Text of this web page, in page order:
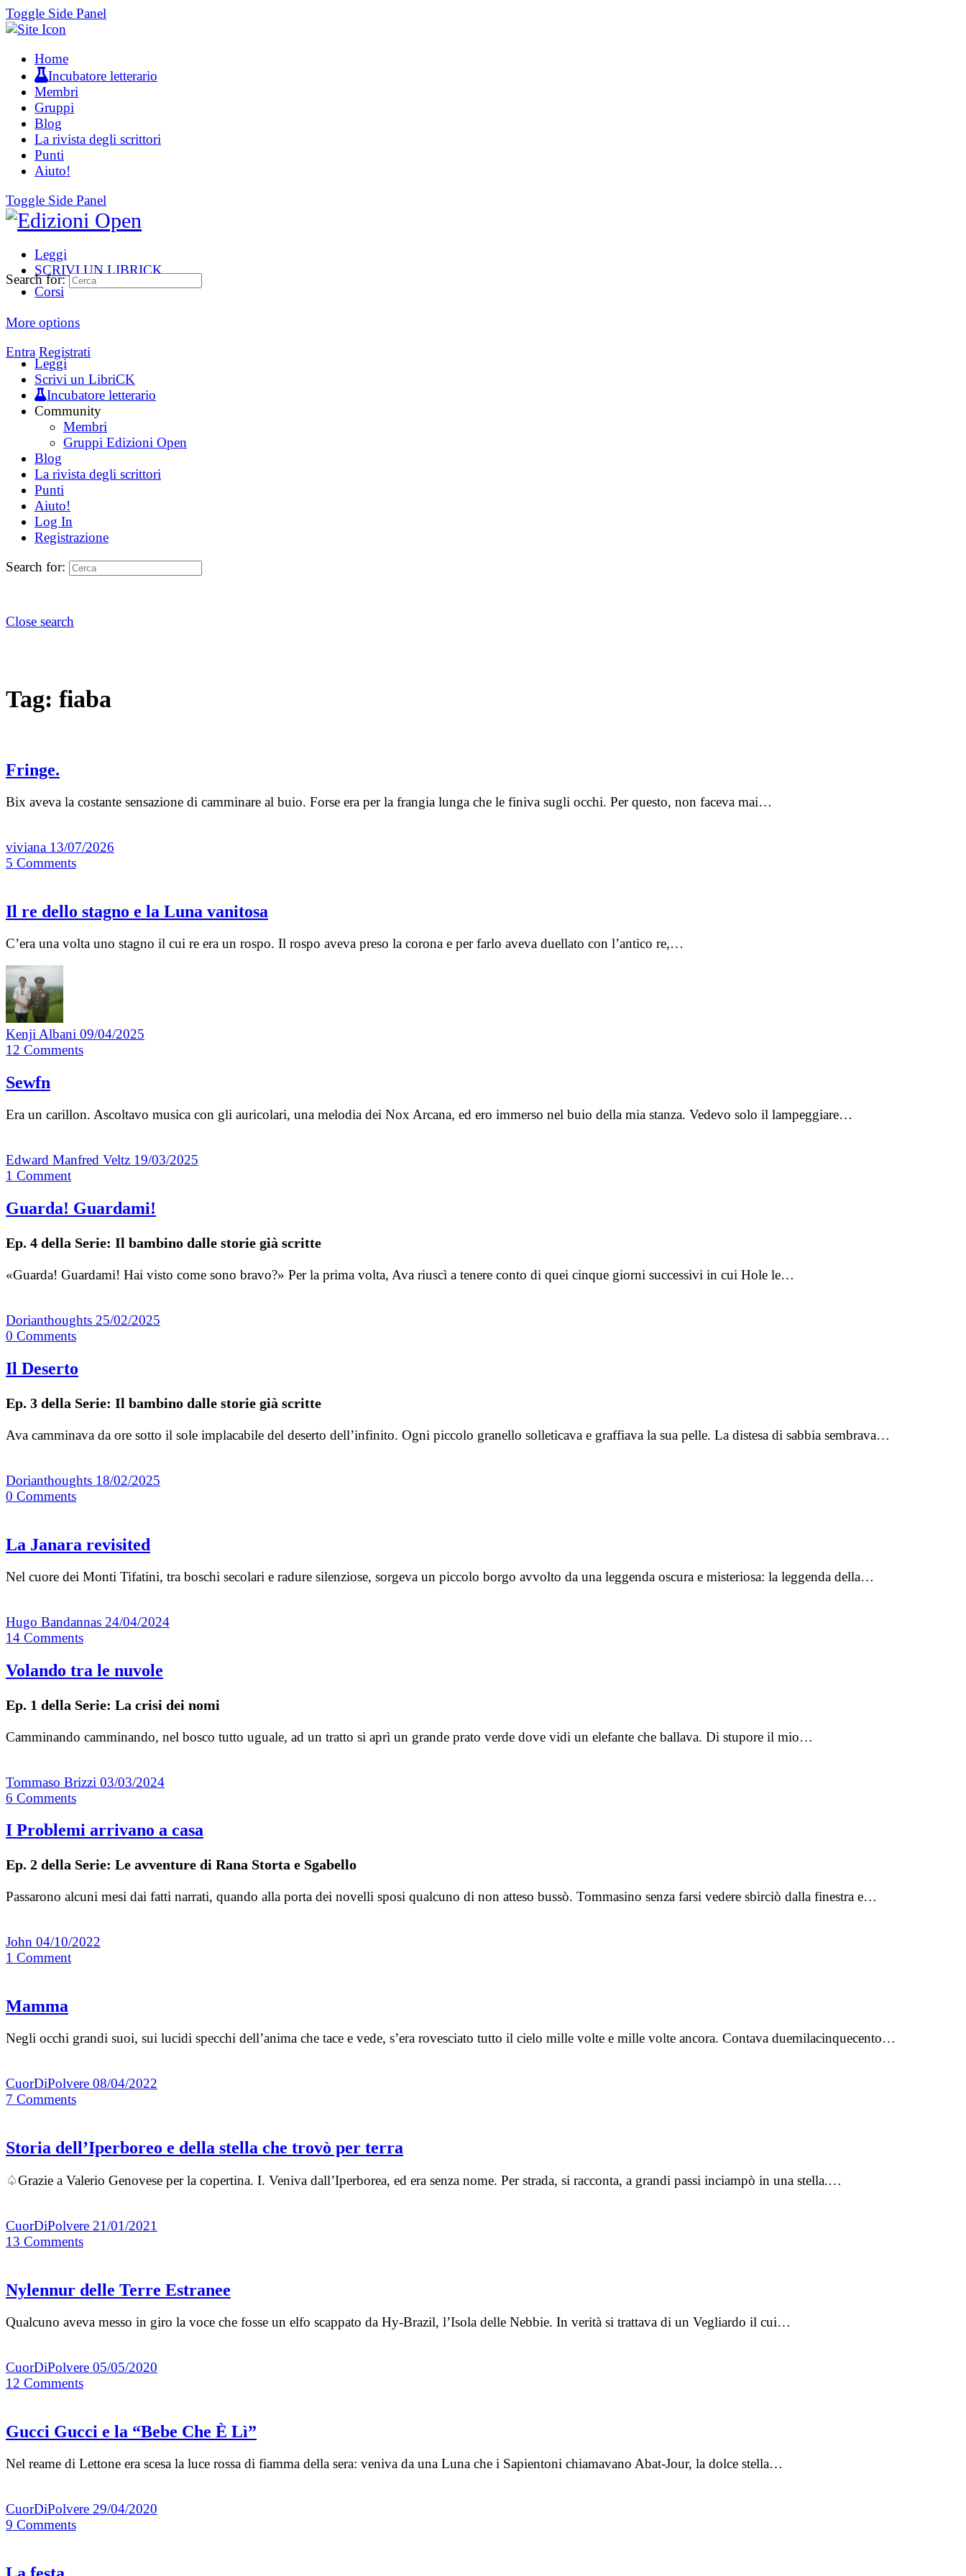
Toggle Side Panel
Home
Incubatore letterario
Membri
Gruppi
Blog
La rivista degli scrittori
Punti
Aiuto!
Toggle Side Panel
Leggi
SCRIVI UN LIBRICK
Corsi
More options
Entra Registrati
Search for:
Leggi
Scrivi un LibriCK
Incubatore letterario
Community
Membri
Gruppi Edizioni Open
Blog
La rivista degli scrittori
Punti
Aiuto!
Log In
Registrazione
Search for:
Close search
Tag: fiaba
Fringe.
Bix aveva la costante sensazione di camminare al buio. Forse era per la frangia lunga che le finiva sugli occhi. Per questo, non faceva mai…
viviana 13/07/2026
5 Comments
Il re dello stagno e la Luna vanitosa
C’era una volta uno stagno il cui re era un rospo. Il rospo aveva preso la corona e per farlo aveva duellato con l’antico re,…
Kenji Albani 09/04/2025
12 Comments
Sewfn
Era un carillon. Ascoltavo musica con gli auricolari, una melodia dei Nox Arcana, ed ero immerso nel buio della mia stanza. Vedevo solo il lampeggiare…
Edward Manfred Veltz 19/03/2025
1 Comment
Guarda! Guardami!
Ep. 4 della Serie: Il bambino dalle storie già scritte
«Guarda! Guardami! Hai visto come sono bravo?» Per la prima volta, Ava riuscì a tenere conto di quei cinque giorni successivi in cui Hole le…
Dorianthoughts 25/02/2025
0 Comments
Il Deserto
Ep. 3 della Serie: Il bambino dalle storie già scritte
Ava camminava da ore sotto il sole implacabile del deserto dell’infinito. Ogni piccolo granello solleticava e graffiava la sua pelle. La distesa di sabbia sembrava…
Dorianthoughts 18/02/2025
0 Comments
La Janara revisited
Nel cuore dei Monti Tifatini, tra boschi secolari e radure silenziose, sorgeva un piccolo borgo avvolto da una leggenda oscura e misteriosa: la leggenda della…
Hugo Bandannas 24/04/2024
14 Comments
Volando tra le nuvole
Ep. 1 della Serie: La crisi dei nomi
Camminando camminando, nel bosco tutto uguale, ad un tratto si aprì un grande prato verde dove vidi un elefante che ballava. Di stupore il mio…
Tommaso Brizzi 03/03/2024
6 Comments
I Problemi arrivano a casa
Ep. 2 della Serie: Le avventure di Rana Storta e Sgabello
Passarono alcuni mesi dai fatti narrati, quando alla porta dei novelli sposi qualcuno di non atteso bussò. Tommasino senza farsi vedere sbirciò dalla finestra e…
John 04/10/2022
1 Comment
Mamma
Negli occhi grandi suoi, sui lucidi specchi dell’anima che tace e vede, s’era rovesciato tutto il cielo mille volte e mille volte ancora. Contava duemilacinquecento…
CuorDiPolvere 08/04/2022
7 Comments
Storia dell’Iperboreo e della stella che trovò per terra
♤Grazie a Valerio Genovese per la copertina. I. Veniva dall’Iperborea, ed era senza nome. Per strada, si racconta, a grandi passi inciampò in una stella.…
CuorDiPolvere 21/01/2021
13 Comments
Nylennur delle Terre Estranee
Qualcuno aveva messo in giro la voce che fosse un elfo scappato da Hy-Brazil, l’Isola delle Nebbie. In verità si trattava di un Vegliardo il cui…
CuorDiPolvere 05/05/2020
12 Comments
Gucci Gucci e la “Bebe Che È Lì”
Nel reame di Lettone era scesa la luce rossa di fiamma della sera: veniva da una Luna che i Sapientoni chiamavano Abat-Jour, la dolce stella…
CuorDiPolvere 29/04/2020
9 Comments